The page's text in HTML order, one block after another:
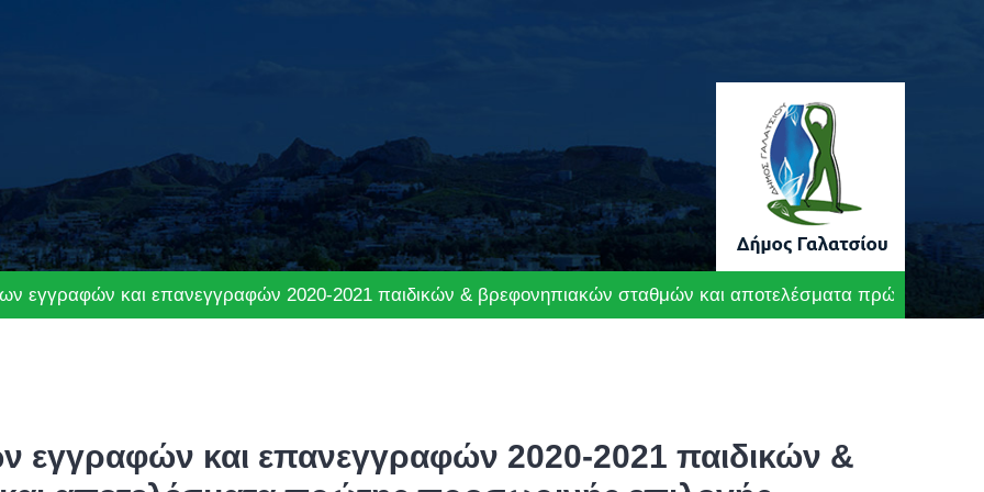
εγγραφών και επανεγγραφών 2020-2021 παιδικών & βρεφονηπιακών σταθμών και αποτελέσματα πρώτης
εγγραφών και επανεγγραφών 2020-2021 παιδικών &